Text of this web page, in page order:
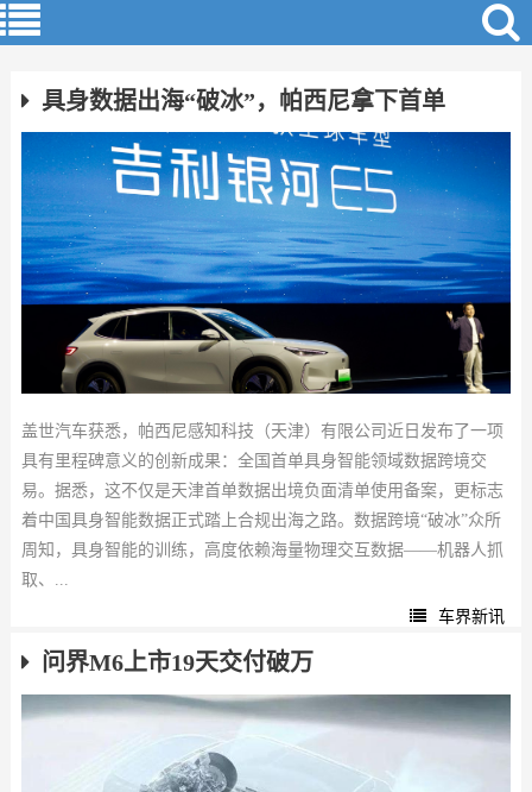
具身数据出海“破冰”，帕西尼拿下首单
盖世汽车获悉，帕西尼感知科技（天津）有限公司近日发布了一项
具有里程碑意义的创新成果：全国首单具身智能领域数据跨境交
易。据悉，这不仅是天津首单数据出境负面清单使用备案，更标志
着中国具身智能数据正式踏上合规出海之路。数据跨境“破冰”众所
周知，具身智能的训练，高度依赖海量物理交互数据——机器人抓
取、...
车界新讯
问界M6上市19天交付破万